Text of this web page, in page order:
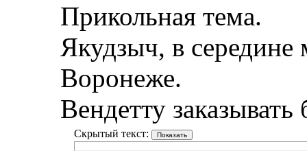
Прикольная тема.
Якудзыч, в
Воронеже.
Вендетту
Скрытый текст: